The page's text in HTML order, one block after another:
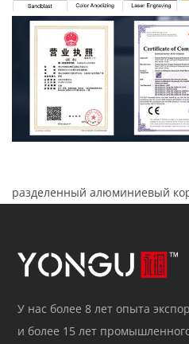
разделенный алюминиевый
У нас более 8 лет опыта
и более 15 лет